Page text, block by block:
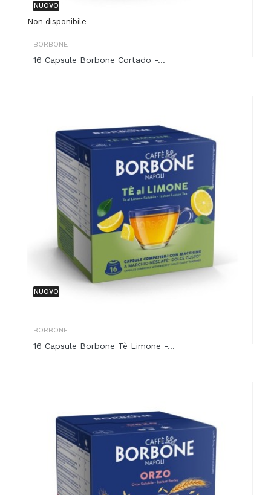
NUOVO
Non disponibile
BORBONE
16 Capsule Borbone Cortado -...
NUOVO
BORBONE
16 Capsule Borbone Tè Limone -...